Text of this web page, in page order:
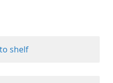
shelf